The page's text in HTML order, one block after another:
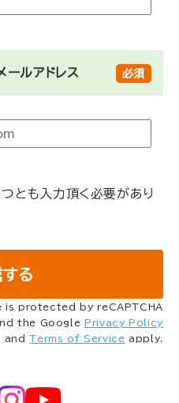
ルアドレス
とも入力頂く必要があり
is protected by reCAPTCHA
the GooglePrivacy Policy
andTerms of Service apply.